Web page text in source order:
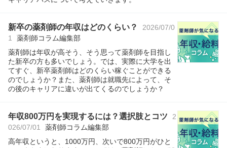
新卒の薬剤師の年収はどのくらい？
2026/07/0
1
薬剤師コラム編集部
薬剤師は年収が高そう、そう思って薬剤師を目指し
た新卒の方も多いでしょう。では、実際に大学を出
てすぐ、新卒薬剤師はどのくらい稼ぐことができる
のでしょうか？また、薬剤師は就職先によって、そ
の後のキャリアに違いが出てくるのでしょうか？
年収800万円を実現するには？選択肢とコツ
2
026/07/01
薬剤師コラム編集部
高年収というと、1000万円、次いで800万円がひと